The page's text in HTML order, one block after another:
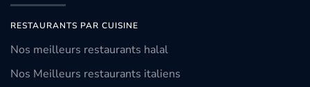
RESTAURANTS PAR CUISINE
Nos meilleurs restaurants halal
Nos Meilleurs restaurants italiens